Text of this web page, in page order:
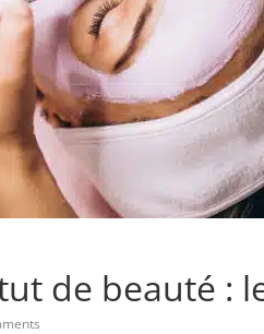
de beauté :